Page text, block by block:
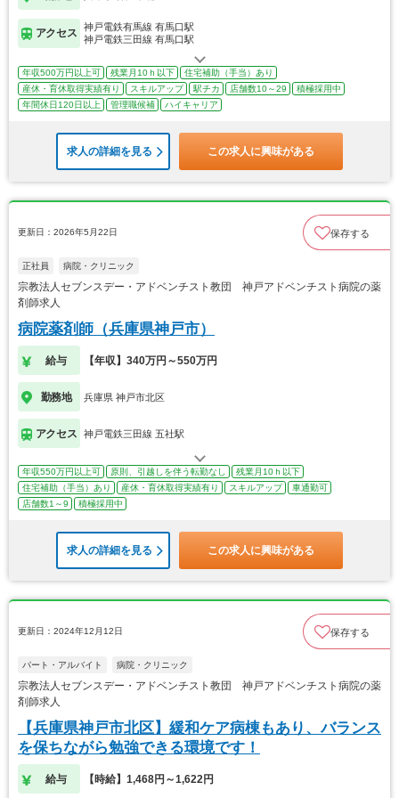
アクセス
神戸電鉄有馬線 有馬口駅
神戸電鉄三田線 有馬口駅
年収500万円以上可 残業月10ｈ以下
住宅補助（手当）あり
産休・育休取得実績有り
スキルアップ 駅チカ 店舗数10～29
積極採用中
年間休日120日以上
管理職候補 ハイキャリア
求人の詳細を見る この求人に興味がある
更新日：2026年5月22日 保存する
正社員 病院・クリニック
宗教法人セブンスデー・アドベンチスト教団 神戸アドベンチスト病院の薬
剤師求人
病院薬剤師（兵庫県神戸市）
給与 【年収】340万円～550万円
勤務地 兵庫県 神戸市北区
アクセス 神戸電鉄三田線 五社駅
年収550万円以上可 原則、引越しを伴う転勤なし
残業月10ｈ以下
住宅補助（手当）あり
産休・育休取得実績有り スキルアップ
車通勤可
店舗数1～9
積極採用中
求人の詳細を見る この求人に興味がある
更新日：2024年12月12日 保存する
パート・アルバイト 病院・クリニック
宗教法人セブンスデー・アドベンチスト教団 神戸アドベンチスト病院の薬
剤師求人
【兵庫県神戸市北区】緩和ケア病棟もあり、バランス
を保ちながら勉強できる環境です！
給与 【時給】1,468円～1,622円